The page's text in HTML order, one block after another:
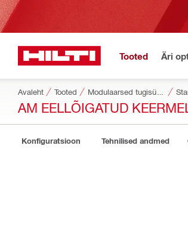
Tooted Äri
Avaleht Tooted
AM EELLÕIGATUD
Konfiguratsioon Tehnilised andmed